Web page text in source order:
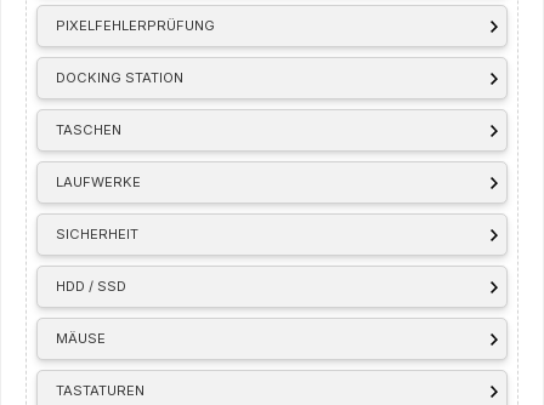
PIXELFEHLERPRÜFUNG
DOCKING STATION
TASCHEN
LAUFWERKE
SICHERHEIT
HDD / SSD
MÄUSE
TASTATUREN